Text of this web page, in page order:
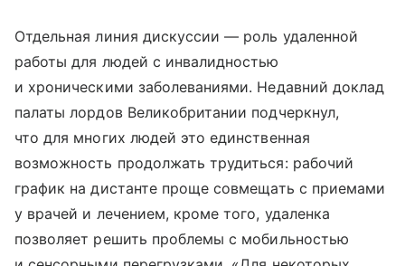
Отдельная линия дискуссии — роль удаленной
работы для людей с инвалидностью
и хроническими заболеваниями. Недавний доклад
палаты лордов Великобритании подчеркнул,
что для многих людей это единственная
возможность продолжать трудиться: рабочий
график на дистанте проще совмещать с приемами
у врачей и лечением, кроме того, удаленка
позволяет решить проблемы с мобильностью